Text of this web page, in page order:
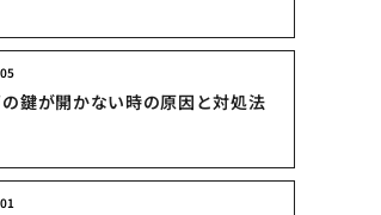
鍵が開かない時の原因と対処法